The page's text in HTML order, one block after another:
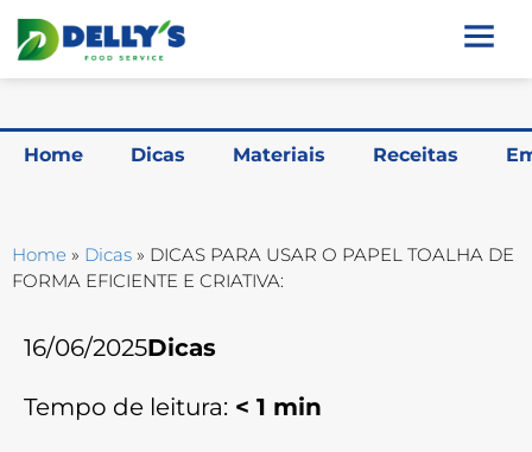
Home Dicas Materiais Receitas
Home » Dicas » DICAS PARA USAR O PAPEL TOALHA DE
FORMA EFICIENTE E CRIATIVA:
16/06/2025Dicas
Tempo de leitura: < 1 min